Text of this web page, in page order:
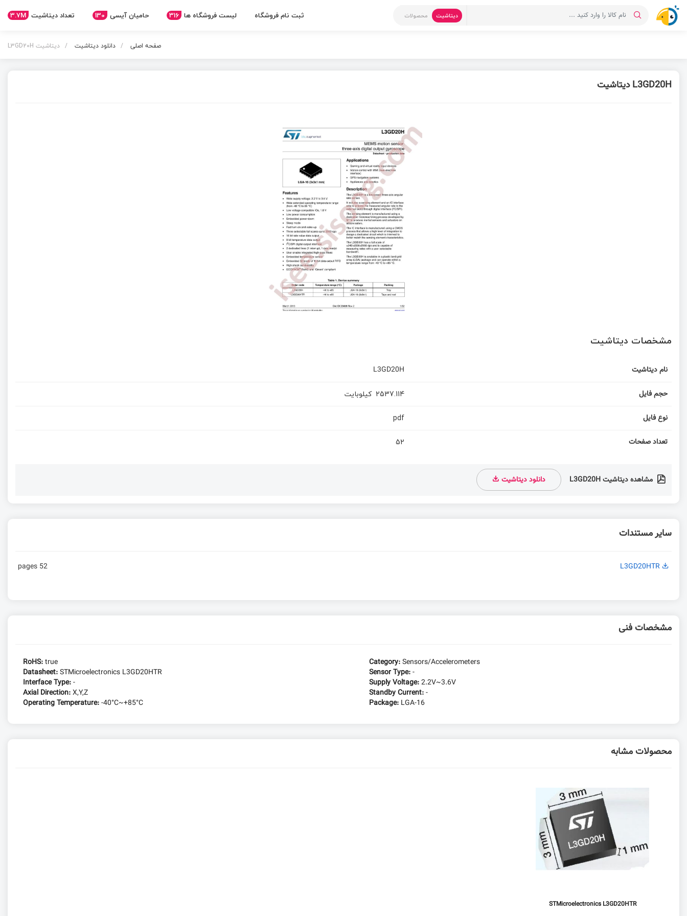
دیتاشیت محصولات ثبت نام فروشگاه لیست فروشگاه ها 316 حامیان آیسی 130 تعداد دیتاشیت 3.7M
صفحه اصلی دانلود دیتاشیت دیتاشیت L3GD20H
L3GD20H دیتاشیت
مشخصات دیتاشیت
نام دیتاشیت L3GD20H
حجم فایل 2537.114 کیلوبایت
نوع فایل pdf
تعداد صفحات 52
مشاهده دیتاشیت L3GD20H دانلود دیتاشیت
سایر مستندات
L3GD20HTR
52 pages
مشخصات فنی
RoHS:true Category:Sensors/Accelerometers
Datasheet:STMicroelectronics L3GD20HTR Sensor Type:-
Interface Type:- Supply Voltage:2.2V~3.6V
Axial Direction:X,Y,Z Standby Current:-
Operating Temperature:-40°C~+85°C Package: LGA-16
محصولات مشابه
STMicroelectronics L3GD20HTR